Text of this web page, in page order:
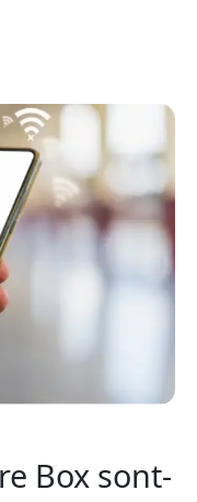
Box sont-